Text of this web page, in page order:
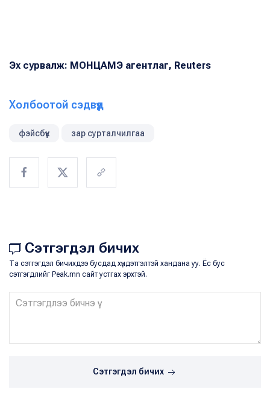
Эх сурвалж: МОНЦАМЭ агентлаг, Reuters
Холбоотой сэдвүүд
фэйсбүүк зар сурталчилгаа
Сэтгэгдэл бичих
Та сэтгэгдэл бичихдээ бусдад хүндэтгэлтэй хандана уу. Ёс бус
сэтгэгдлийг Peak.mn сайт устгах эрхтэй.
Сэтгэгдэл бичих